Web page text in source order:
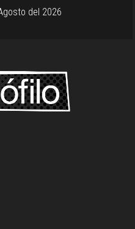
del 2026